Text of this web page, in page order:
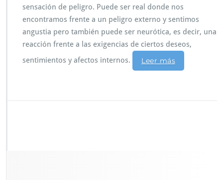
sensación de peligro. Puede ser real donde nos
encontramos frente a un peligro externo y sentimos
angustia pero también puede ser neurótica, es decir, una
reacción frente a las exigencias de ciertos deseos,
sentimientos y afectos internos.
Leer más